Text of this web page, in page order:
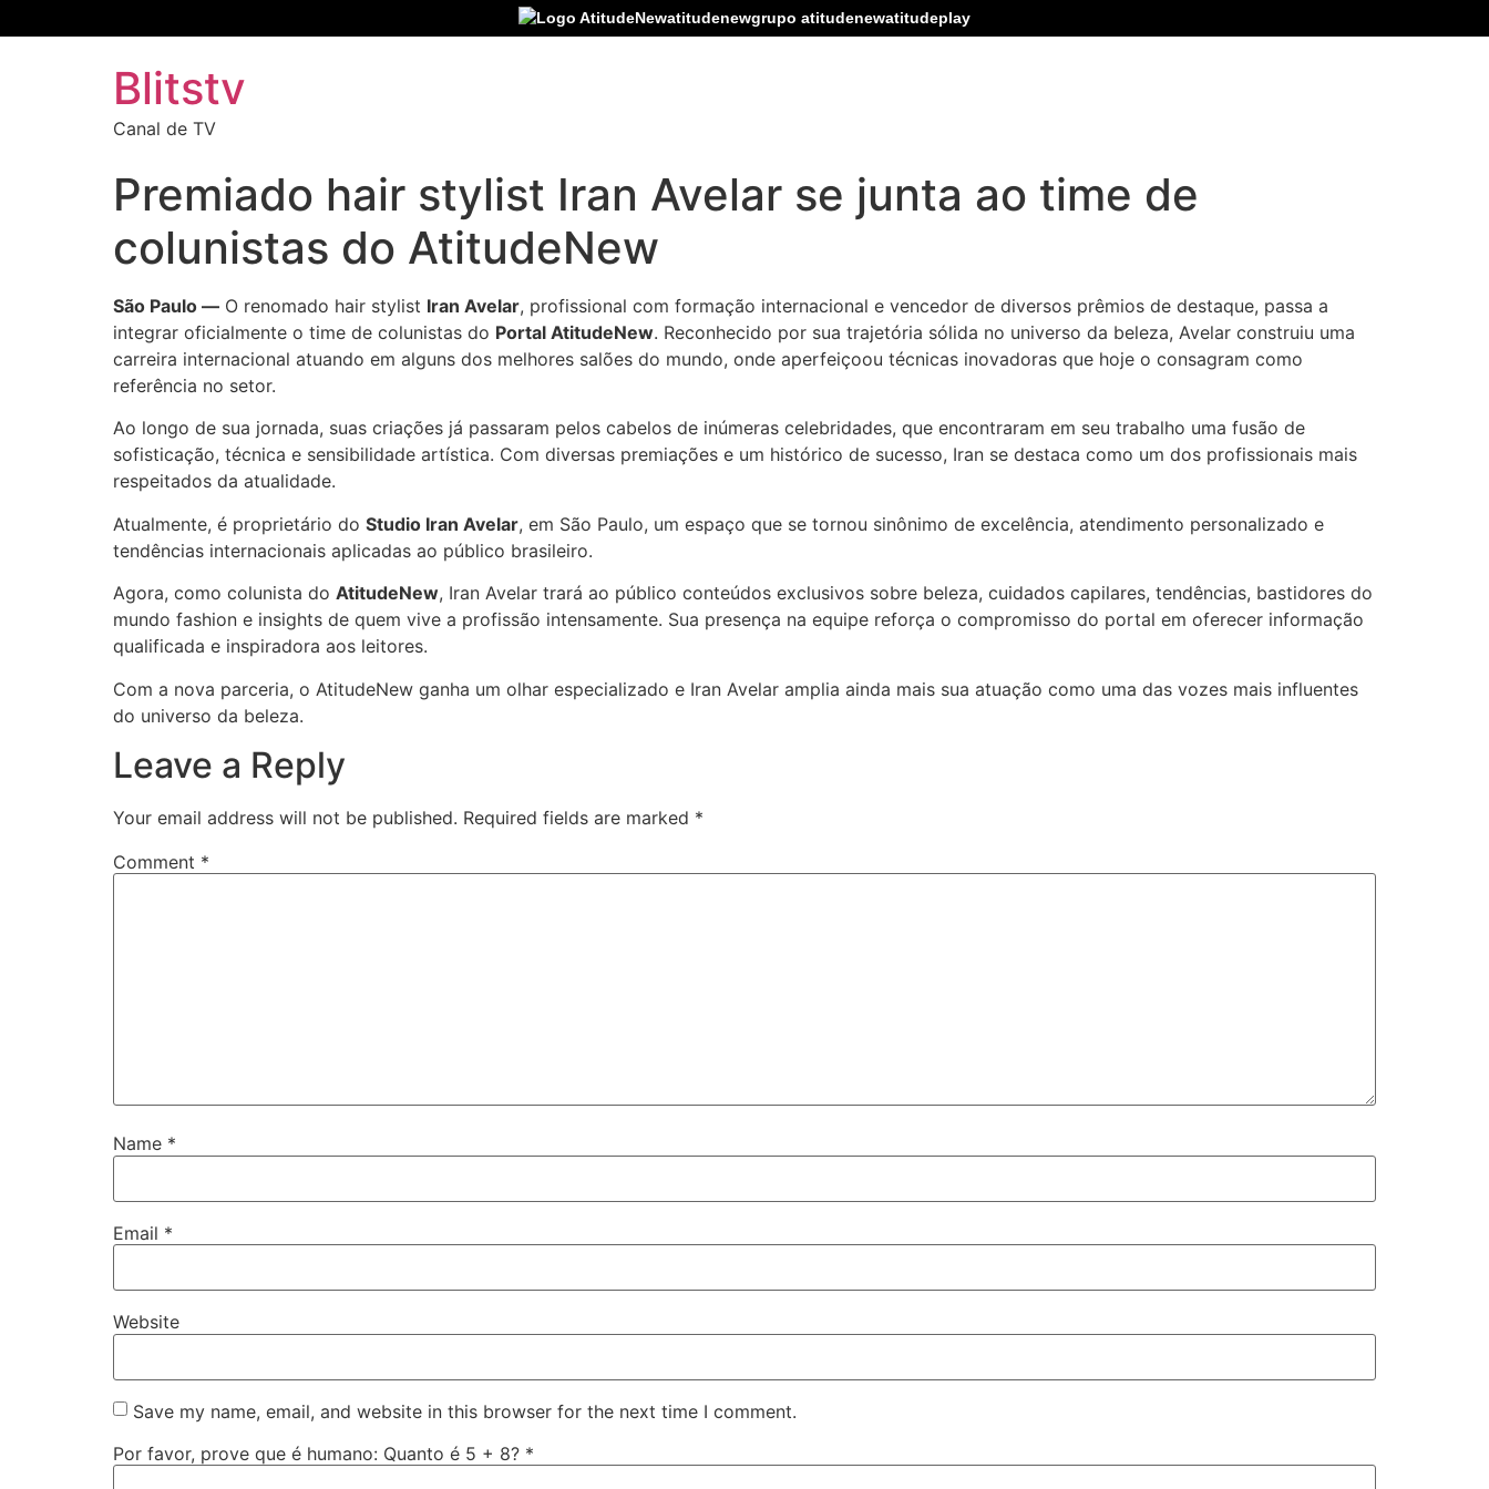
Blitstv
Canal de TV
Premiado hair stylist Iran Avelar se junta ao time de
colunistas do AtitudeNew
São Paulo — O renomado hair stylist Iran Avelar, profissional com formação internacional e vencedor de diversos prêmios de destaque, passa a
integrar oficialmente o time de colunistas do Portal AtitudeNew. Reconhecido por sua trajetória sólida no universo da beleza, Avelar construiu uma
carreira internacional atuando em alguns dos melhores salões do mundo, onde aperfeiçoou técnicas inovadoras que hoje o consagram como
referência no setor.
Ao longo de sua jornada, suas criações já passaram pelos cabelos de inúmeras celebridades, que encontraram em seu trabalho uma fusão de
sofisticação, técnica e sensibilidade artística. Com diversas premiações e um histórico de sucesso, Iran se destaca como um dos profissionais mais
respeitados da atualidade.
Atualmente, é proprietário do Studio Iran Avelar, em São Paulo, um espaço que se tornou sinônimo de excelência, atendimento personalizado e
tendências internacionais aplicadas ao público brasileiro.
Agora, como colunista do AtitudeNew, Iran Avelar trará ao público conteúdos exclusivos sobre beleza, cuidados capilares, tendências, bastidores do
mundo fashion e insights de quem vive a profissão intensamente. Sua presença na equipe reforça o compromisso do portal em oferecer informação
qualificada e inspiradora aos leitores.
Com a nova parceria, o AtitudeNew ganha um olhar especializado e Iran Avelar amplia ainda mais sua atuação como uma das vozes mais influentes
do universo da beleza.
Leave a Reply
Your email address will not be published. Required fields are marked *
Comment *
Name *
Email *
Website
Save my name, email, and website in this browser for the next time I comment.
Por favor, prove que é humano: Quanto é 5 + 8? *
atitudenewgrupo atitudenewatitudeplay